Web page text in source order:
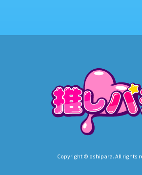
Copyright © oshipara. All rights